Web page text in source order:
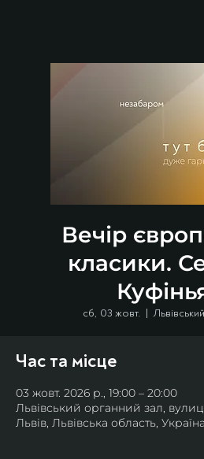
Вечір
класики.
сб, 03 жовт.
  |
Час та місце
03 жовт. 2026 р., 19:00 – 20:00
Львівський органний зал,
Львів, Львівська область,